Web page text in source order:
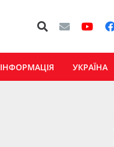
ІНФОРМАЦІЯ УКРАЇНА